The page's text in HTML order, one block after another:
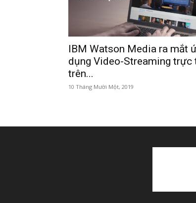
IBM Watson Media ra mắt
dụng Video-Streaming trực
trên...
10 Tháng Mười Một, 2019